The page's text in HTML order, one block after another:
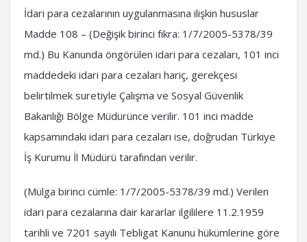
İdari para cezalarının uygulanmasına ilişkin hususlar
Madde 108 – (Değişik birinci fıkra: 1/7/2005-5378/39
md.) Bu Kanunda öngörülen idari para cezaları, 101 inci
maddedeki idari para cezaları hariç, gerekçesi
belirtilmek suretiyle Çalışma ve Sosyal Güvenlik
Bakanlığı Bölge Müdürünce verilir. 101 inci madde
kapsamındaki idari para cezaları ise, doğrudan Türkiye
İş Kurumu İl Müdürü tarafından verilir.
(Mülga birinci cümle: 1/7/2005-5378/39 md.) Verilen
idari para cezalarına dair kararlar ilgililere 11.2.1959
tarihli ve 7201 sayılı Tebligat Kanunu hükümlerine göre